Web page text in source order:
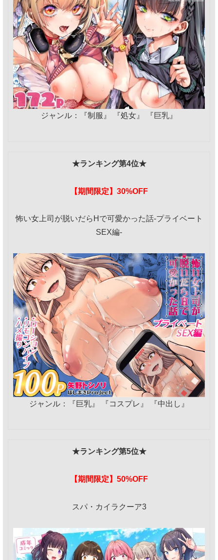
ジャンル：『制服』 『処女』 『巨乳』
★ランキング第4位★
【期間限定】30%OFF
怖い女上司が脱いだらHで可愛かった話-プライベート
SEX編-
ジャンル：『巨乳』 『コスプレ』 『中出し』
★ランキング第5位★
【期間限定】50%OFF
スパ・カイラクーア3